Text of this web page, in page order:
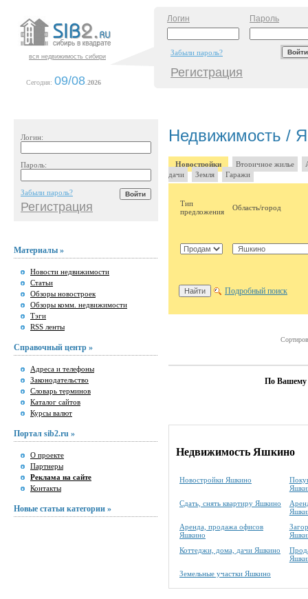
вся недвижимость сибири
Сегодня: 09/08 2026
Логин Пароль
Забыли пароль?
Регистрация
Логин:
Пароль:
Забыли пароль?
Регистрация
Материалы »
Новости недвижимости
Статьи
Обзоры новостроек
Обзоры комм. недвижимости
Тэги
RSS ленты
Справочный центр »
Адреса и телефоны
Законодательство
Словарь терминов
Каталог сайтов
Курсы валют
Портал sib2.ru »
О проекте
Партнеры
Реклама на сайте
Контакты
Новые статьи категории »
Недвижимость /
Новостройки Вторичное жилье
дачи
Земля Гаражи
Тип
предложения
Область/город
Подробный поиск
По Вашему
Недвижимость Яшкино
Новостройки Яшкино
Сдать, снять квартиру Яшкино
Аренда, продажа офисов
Яшкино
Коттеджи, дома, дачи Яшкино
Земельные участки Яшкино